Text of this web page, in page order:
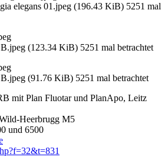
elegans 01.jpeg (196.43 KiB) 5251 mal
B.jpeg (123.34 KiB) 5251 mal betrachtet
B.jpeg (91.76 KiB) 5251 mal betrachtet
mit Plan Fluotar und PlanApo, Leitz
Heerbrugg M5
und 6500